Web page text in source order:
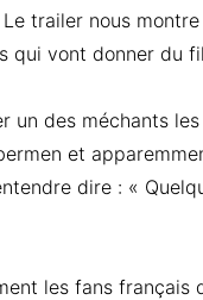
trailer nous
qui vont donner du
un des méchants
et
dire : «
les fans français